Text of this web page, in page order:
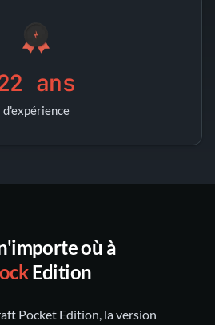
ans
d'expérience
où à
Edition
Pocket Edition, la version